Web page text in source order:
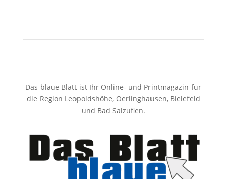
Das blaue Blatt ist Ihr Online- und Printmagazin für
die Region Leopoldshöhe, Oerlinghausen, Bielefeld
und Bad Salzuflen.